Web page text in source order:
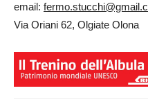
email:
Via Oriani 62, Olgiate Olona